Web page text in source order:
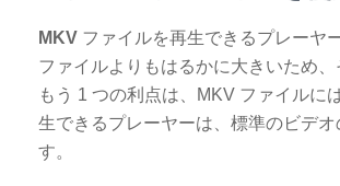
MKV ファイルを再生できるプレーヤ
ファイルよりもはるかに大きいため
もう 1 つの利点は、MKV ファイルに
生できるプレーヤーは、標準のビデ
す。